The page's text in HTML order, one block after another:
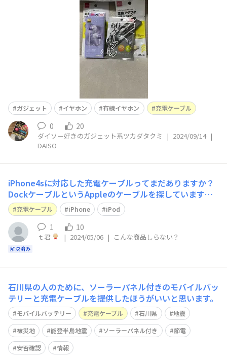
ガジェット イヤホン 有線イヤホン 充電ケーブル
0 20
ダイソー好きのガジェット系ツカダタクミ | 2024/09/14 |
DAISO
iPhone4sに対応した充電ケーブルってまだありますか？
DockケーブルというAppleのケーブルを探しています。iP
odやiPhone 4sに対応するものです。
充電ケーブル iPhone iPod
解決済み
1 10
ｔ君 | 2024/05/06 | こんな商品しらない？
石川県の人のために、ソーラーパネル付きのモバイルバッ
テリーと充電ケーブルを提供したほうがいいと思います。
モバイルバッテリー 充電ケーブル 石川県
地震
被災地
能登半島地震 ソーラーパネル付き
節電
安否確認
情報